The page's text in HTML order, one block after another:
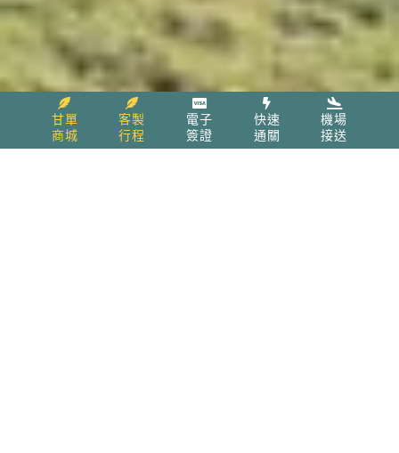
甘單
商城
客製
行程
電子
簽證
快速
通關
機場
接送